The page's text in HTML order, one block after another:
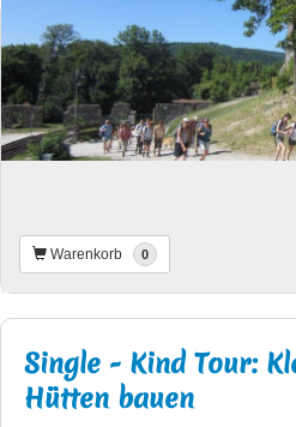
Warenkorb 0
Single - Kind Tour:
Hütten bauen